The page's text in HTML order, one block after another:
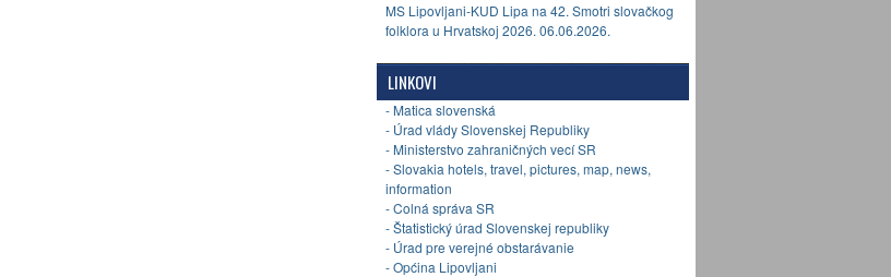
MS Lipovljani-KUD Lipa na 42. Smotri slovačkog
folklora u Hrvatskoj 2026. 06.06.2026.
LINKOVI
- Matica slovenská
- Úrad vlády Slovenskej Republiky
- Ministerstvo zahraničných vecí SR
- Slovakia hotels, travel, pictures, map, news,
information
- Colná správa SR
- Štatistický úrad Slovenskej republiky
- Úrad pre verejné obstarávanie
- Općina Lipovljani